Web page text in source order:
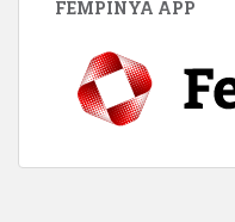
FEMPINYA APP